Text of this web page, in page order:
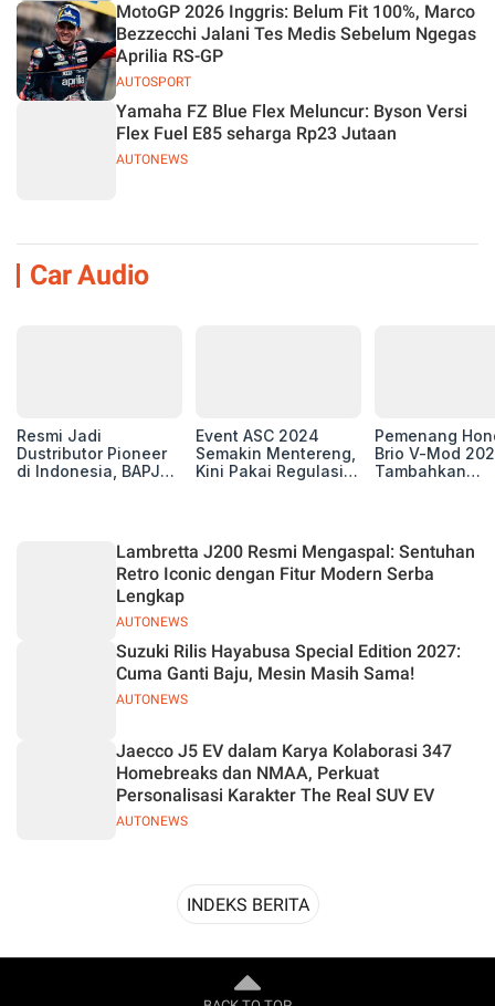
AUTOSPORT
MotoGP 2026 Inggris: Belum Fit 100%, Marco
Bezzecchi Jalani Tes Medis Sebelum Ngegas
Aprilia RS-GP
AUTONEWS
Yamaha FZ Blue Flex Meluncur: Byson Versi
Flex Fuel E85 seharga Rp23 Jutaan
Car Audio
Resmi Jadi
Dustributor Pioneer
di Indonesia, BAPJ
Event ASC 2024
Semakin Mentereng,
Kini Pakai Regulasi
Pemenang
Brio V-Mod
Tambahkan
AUTONEWS
Lambretta J200 Resmi Mengaspal: Sentuhan
Retro Iconic dengan Fitur Modern Serba
Lengkap
AUTONEWS
Suzuki Rilis Hayabusa Special Edition 2027:
Cuma Ganti Baju, Mesin Masih Sama!
AUTONEWS
Jaecco J5 EV dalam Karya Kolaborasi 347
Homebreaks dan NMAA, Perkuat
Personalisasi Karakter The Real SUV EV
INDEKS BERITA